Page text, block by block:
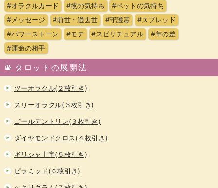
#オラクルカード #彼の気持ち
#ペットの気持ち
#メッセージ
#前世・過去世 #守護霊
#スプレッド
#パワーストーン
#モテ #スピリチュアル
#年の差
#運命の相手
タロットの展開法
ツーオラクル(２枚引き)
スリーオラクル(３枚引き)
ゴールデントリン(３枚引き)
ダイヤモンドクロス(４枚引き)
ギリシャ十字(５枚引き)
ピラミッド(６枚引き)